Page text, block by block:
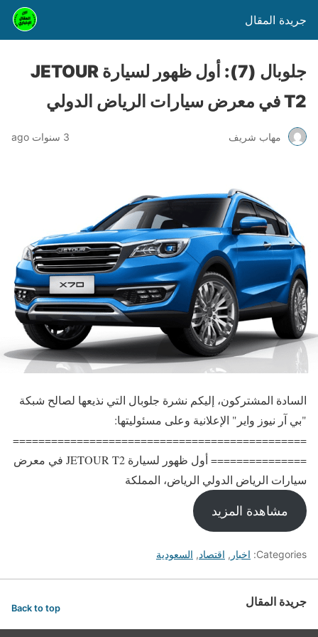
جريدة المقال
جلوبال (7): أول ظهور لسيارة JETOUR
T2 في معرض سيارات الرياض الدولي
مهاب شريف 3 سنوات ago
السادة المشتركون، إليكم نشرة جلوبال التي نذيعها لصالح شبكة
"بي آر نيوز واير" الإعلانية وعلى مسئوليتها:
==============================================
=============== أول ظهور لسيارة JETOUR T2 في معرض
سيارات الرياض الدولي الرياض، المملكة
مشاهدة المزيد
Categories: اخبار , اقتصاد, السعودية
جريدة المقال Back to top